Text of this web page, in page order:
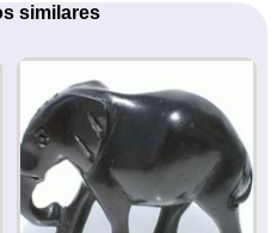
similares